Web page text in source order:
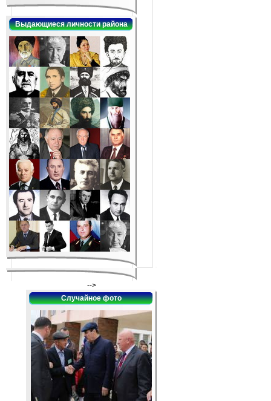
Выдающиеся личности района
-->
Случайное фото